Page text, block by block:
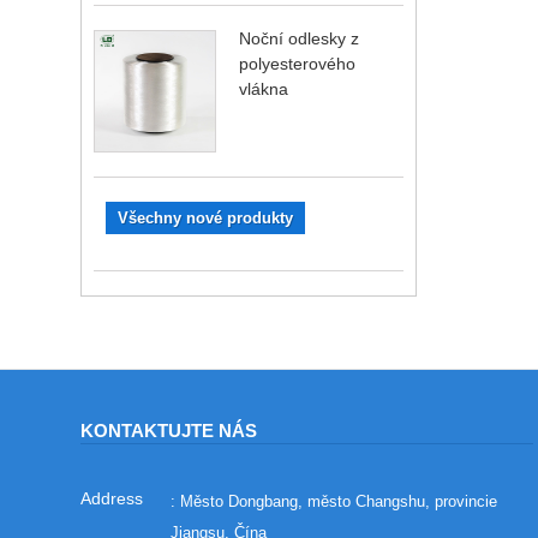
Noční odlesky z
polyesterového
vlákna
Všechny nové produkty
KONTAKTUJTE NÁS
: Město Dongbang, město Changshu, provincie
Jiangsu, Čína